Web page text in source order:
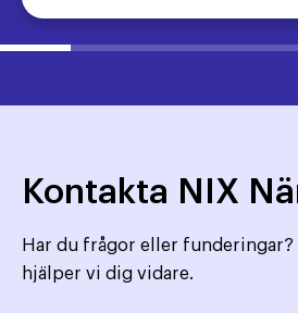
Kontakta NIX
Har du frågor eller funderingar?
hjälper vi dig vidare.